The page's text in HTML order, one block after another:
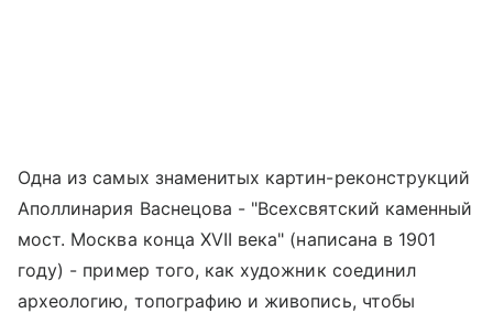
Одна из самых знаменитых картин-реконструкций
Аполлинария Васнецова - "Всехсвятский каменный
мост. Москва конца XVII века" (написана в 1901
году) - пример того, как художник соединил
археологию, топографию и живопись, чтобы